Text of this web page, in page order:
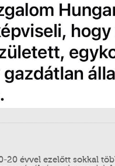
20 évvel ezelőtt sokkal